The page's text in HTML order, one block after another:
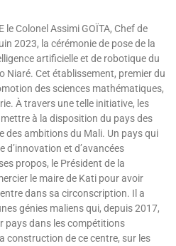
le Colonel Assimi GOÏTA, Chef de
2023, la cérémonie de pose de la
artificielle et de robotique du
Niaré. Cet établissement, premier du
des sciences mathématiques,
À travers une telle initiative, les
à la disposition du pays des
des ambitions du Mali. Un pays qui
d’innovation et d’avancées
propos, le Président de la
le maire de Kati pour avoir
dans sa circonscription. Il a
génies maliens qui, depuis 2017,
pays dans les compétitions
construction de ce centre, sur les